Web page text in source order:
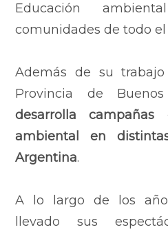
Educación
comunidades de todo el
Además de su
Provincia de
desarrolla campañas
ambiental en
Argentina.
A lo largo de los
llevado sus